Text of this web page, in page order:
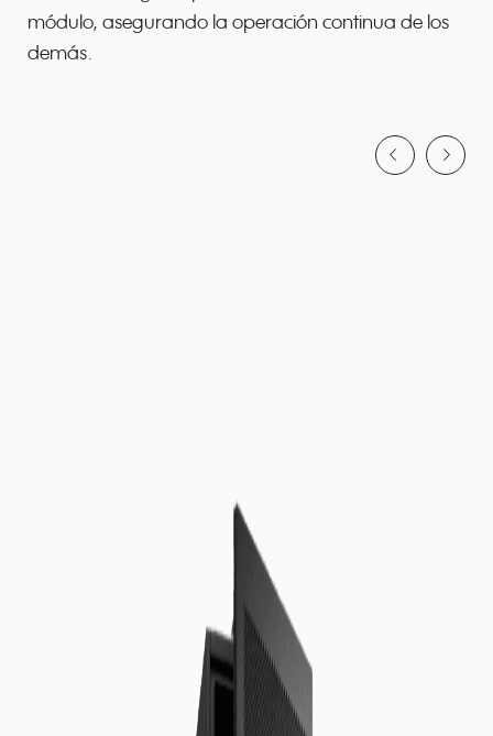
módulo, asegurando la operación continua de los
demás.
navigate_before navigate_next